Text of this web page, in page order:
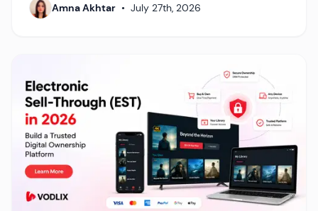
Amna Akhtar • July 27th, 2026